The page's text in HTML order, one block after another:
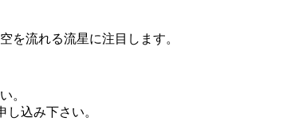
を流れる流星に注目します。
。
し込み下さい。